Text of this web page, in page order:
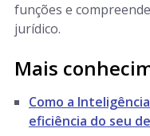
funções e
jurídico.
Mais
Como a
eficiência do seu